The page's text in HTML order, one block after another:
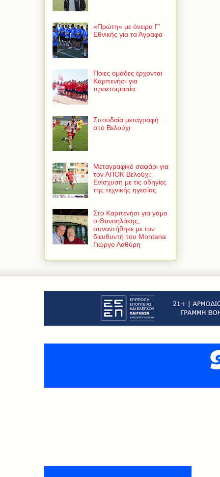
«Πρώτη» με όνειρα Γ'
Εθνικής για τα Άγραφα
Ποιες ομάδες έρχονται
Καρπενήσι για
προετοιμασία
Σπουδαία μεταγραφή
στο Βελούχι
Μεταγραφικό σαφάρι για
τον ΑΠΟΚ Βελούχι:
Ενίσχυση με τις οδηγίες
της τεχνικής ηγεσίας
Στο Καρπενήσι για γάμο
ο Θαναηλάκης,
συναντήθηκε με τον
διευθυντή του Montana
Γιώργο Λαθύρη